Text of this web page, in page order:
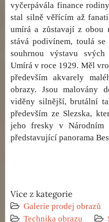
vyčerpávála finance
stal silně věřícím až
umírá a zůstavají z obou
stává podivínem, toulá
souhrnou výstavu
Umírá v roce 1929. Měl
především akvarely
obrazy. Jsou malovány
viděny silnější, brutální
především ze Slezska,
jeho fresky v Národním
představující panorama
Více z kategorie
Galerie prodej obrazů
Technika obrazu